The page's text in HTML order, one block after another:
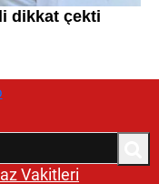
Vakitleri